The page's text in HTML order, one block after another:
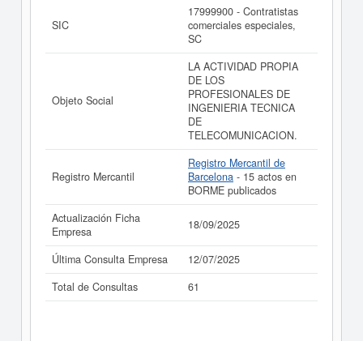
realizado el 18/09/2025.
SIC
17999900 - Contratistas
comerciales especiales,
SC
Objeto Social
LA ACTIVIDAD PROPIA
DE LOS
PROFESIONALES DE
INGENIERIA TECNICA
DE
TELECOMUNICACION.
Registro Mercantil
Registro Mercantil de
Barcelona - 15 actos en
BORME publicados
Actualización Ficha
Empresa
18/09/2025
Última Consulta Empresa
12/07/2025
Total de Consultas
61